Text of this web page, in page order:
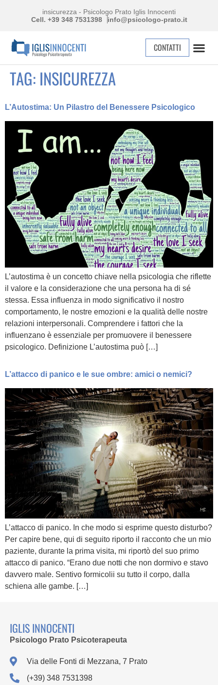
insicurezza - Psicologo Prato Iglis Innocenti
Cell. +39 348 7531398
info@psicologo-prato.it
CONTATTI
TAG: INSICUREZZA
L’Autostima: Un Pilastro del Benessere Psicologico
L’autostima è un concetto chiave nella psicologia che riflette
il valore e la considerazione che una persona ha di sé
stessa. Essa influenza in modo significativo il nostro
comportamento, le nostre emozioni e la qualità delle nostre
relazioni interpersonali. Comprendere i fattori che la
influenzano è essenziale per promuovere il benessere
psicologico. Definizione L’autostima può […]
L’attacco di panico e le sue ombre: amici o nemici?
L’attacco di panico. In che modo si esprime questo disturbo?
Per capire bene, qui di seguito riporto il racconto che un mio
paziente, durante la prima visita, mi riportò del suo primo
attacco di panico. “Erano due notti che non dormivo e stavo
davvero male. Sentivo formicolii su tutto il corpo, dalla
schiena alle gambe. […]
IGLIS INNOCENTI
Psicologo Prato Psicoterapeuta
Via delle Fonti di Mezzana, 7 Prato
(+39) 348 7531398